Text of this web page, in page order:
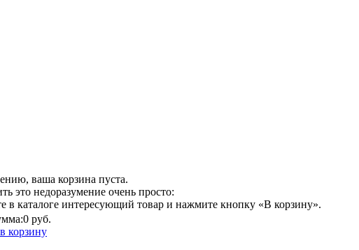
ваша корзина пуста.
это недоразумение очень просто:
в каталоге интересующий товар и нажмите кнопку «В корзину».
0 руб.
корзину